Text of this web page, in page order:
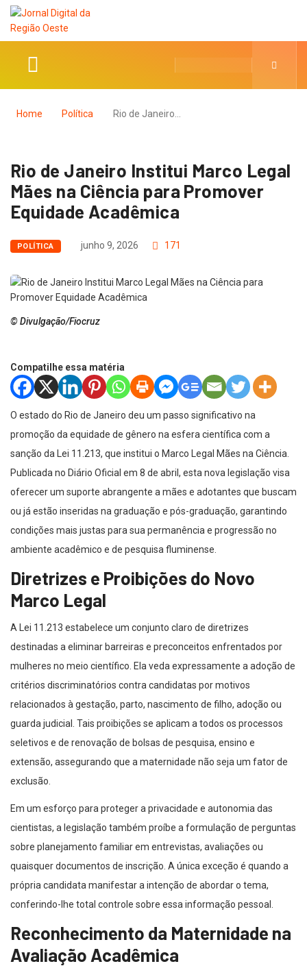
Home Política Rio de Janeiro…
Rio de Janeiro Institui Marco Legal
Mães na Ciência para Promover
Equidade Acadêmica
POLÍTICA junho 9, 2026 171
© Divulgação/Fiocruz
Compatilhe essa matéria
O estado do Rio de Janeiro deu um passo significativo na
promoção da equidade de gênero na esfera científica com a
sanção da Lei 11.213, que institui o Marco Legal Mães na Ciência.
Publicada no Diário Oficial em 8 de abril, esta nova legislação visa
oferecer um suporte abrangente a mães e adotantes que buscam
ou já estão inseridas na graduação e pós-graduação, garantindo
condições mais justas para sua permanência e progressão no
ambiente acadêmico e de pesquisa fluminense.
Diretrizes e Proibições do Novo
Marco Legal
A Lei 11.213 estabelece um conjunto claro de diretrizes
destinadas a eliminar barreiras e preconceitos enfrentados por
mulheres no meio científico. Ela veda expressamente a adoção de
critérios discriminatórios contra candidatas por motivos
relacionados à gestação, parto, nascimento de filho, adoção ou
guarda judicial. Tais proibições se aplicam a todos os processos
seletivos e de renovação de bolsas de pesquisa, ensino e
extensão, assegurando que a maternidade não seja um fator de
exclusão.
Em um esforço para proteger a privacidade e autonomia das
cientistas, a legislação também proíbe a formulação de perguntas
sobre planejamento familiar em entrevistas, avaliações ou
quaisquer documentos de inscrição. A única exceção é quando a
própria candidata manifestar a intenção de abordar o tema,
conferindo-lhe total controle sobre essa informação pessoal.
Reconhecimento da Maternidade na
Avaliação Acadêmica